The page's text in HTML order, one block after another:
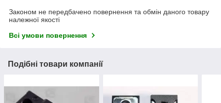
Законом не передбачено повернення та обмін даного товару
належної якості
Всі умови повернення
Подібні товари компанії